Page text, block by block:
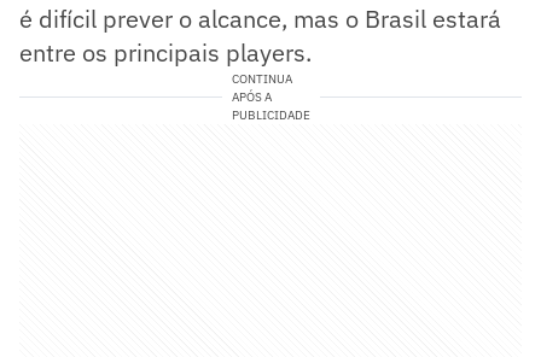
é difícil prever o alcance, mas o Brasil estará
entre os principais players.
CONTINUA
APÓS A
PUBLICIDADE